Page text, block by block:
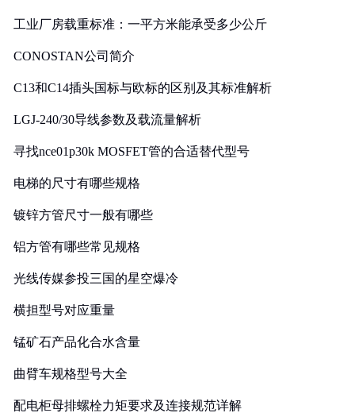
工业厂房载重标准：一平方米能承受多少公斤
CONOSTAN公司简介
C13和C14插头国标与欧标的区别及其标准解析
LGJ-240/30导线参数及载流量解析
寻找nce01p30k MOSFET管的合适替代型号
电梯的尺寸有哪些规格
镀锌方管尺寸一般有哪些
铝方管有哪些常见规格
光线传媒参投三国的星空爆冷
横担型号对应重量
锰矿石产品化合水含量
曲臂车规格型号大全
配电柜母排螺栓力矩要求及连接规范详解